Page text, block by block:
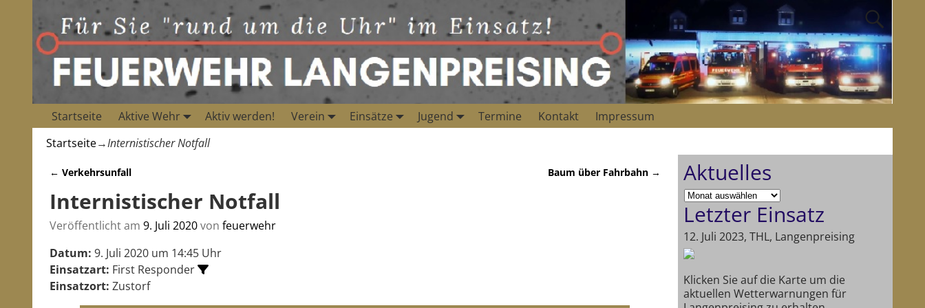
Startseite Aktive Wehr Aktiv werden! Verein Einsätze Jugend Termine Kontakt
Impressum
Startseite→Internistischer Notfall
← Verkehrsunfall Baum über Fahrbahn →
Internistischer Notfall
Veröffentlicht am 9. Juli 2020von feuerwehr
Datum: 9. Juli 2020 um 14:45 Uhr
Einsatzart: First Responder
Einsatzort: Zustorf
Aktuelles
Letzter Einsatz
12. Juli 2023, THL, Langenpreising
Klicken Sie auf die Karte um die
aktuellen Wetterwarnungen für